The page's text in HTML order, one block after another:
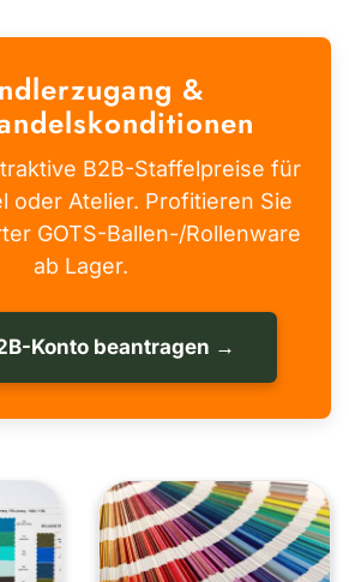
&
B2B-Staffelpreise für
oder Atelier. Profitieren Sie
GOTS-Ballen-/Rollenware
ab Lager.
Konto beantragen →